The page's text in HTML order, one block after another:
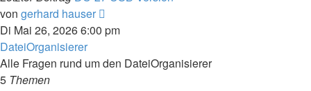
von gerhard hauser
Beitrag
Di Mai 26, 2026 6:00 pm
DateiOrganisierer
Alle Fragen rund um den DateiOrganisierer
5 Themen